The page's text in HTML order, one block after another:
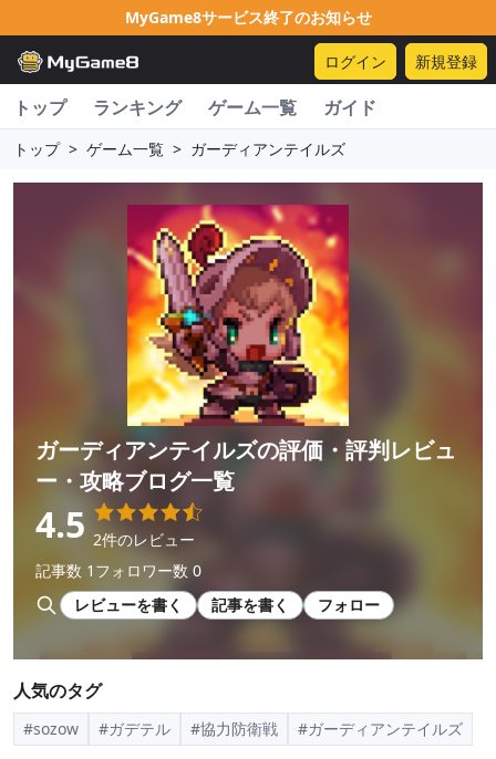
MyGame8サービス終了のお知らせ
ログイン 新規登録
トップ ランキング ゲーム一覧 ガイド
トップ > ゲーム一覧 > ガーディアンテイルズ
ガーディアンテイルズの評価・評判レビュ
ー・攻略ブログ一覧
4.5 2件のレビュー
記事数 1 フォロワー数 0
レビューを書く
記事を書く フォロー
人気のタグ
#sozow #ガデテル #協力防衛戦 #ガーディアンテイルズ